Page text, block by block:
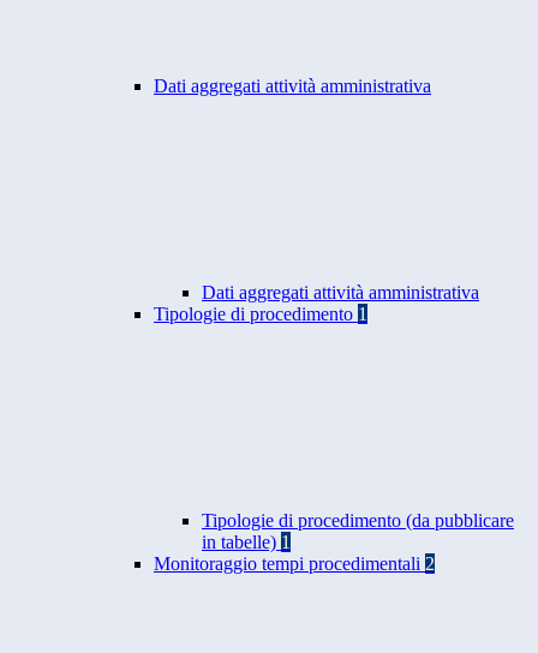
Dati aggregati attività amministrativa
Dati aggregati attività amministrativa
Tipologie di procedimento 1
Tipologie di procedimento (da pubblicare
in tabelle) 1
Monitoraggio tempi procedimentali 2